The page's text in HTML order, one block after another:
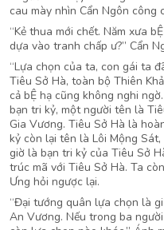
cau mày nhìn Cẩn Ngôn công
“Kẻ thua mới chết. Năm xưa
dựa vào tranh chấp ư?” Cẩn
“Lựa chọn của ta, con gái ta
Tiêu Sở Hà, toàn bộ Thiên
cả bỆ hạ cũng không nghi
bạn tri kỷ, một người tên là
Gia Vương. Tiêu Sở Hà là
kỷ còn lại tên là Lôi Mộng
giờ là bạn tri kỷ của Tiêu Sở
trúc mã với Tiêu Sở Hà. Ta
Ưng hỏi ngược lại.
“Đại tướng quân lựa chọn là
An Vương. Nếu trong ba